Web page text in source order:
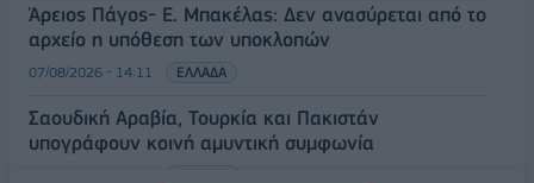
Άρειος Πάγος- Ε. Μπακέλας: Δεν ανασύρεται από το
αρχείο η υπόθεση των υποκλοπών
07/08/2026 - 14:11 ΕΛΛΑΔΑ
Σαουδική Αραβία, Τουρκία και Πακιστάν
υπογράφουν κοινή αμυντική συμφωνία